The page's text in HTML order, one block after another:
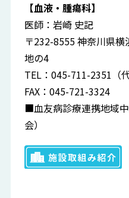
【血液・腫瘍科】
医師：岩崎 史記
〒232-8555 神奈川県
地の4
TEL：045-711-2351（代
FAX：045-721-3324
■血友病診療連携地域
会）